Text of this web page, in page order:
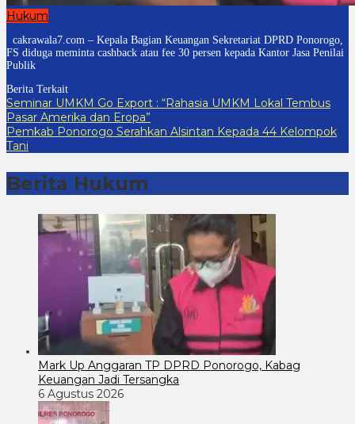
Hukum
cakrawala7.com – Kepala Bagian Keuangan Sekretariat DPRD Ponorogo,
FS diduga meminta cashback atau fee 30 persen kepada Kantor Jasa Penilai
Publik
Berita Terkait
Seminar UMKM Go Export : “Rahasia UMKM Lokal Tembus
Pasar Amerika dan Eropa”
Pemkab Ponorogo Serahkan Alsintan Kepada 44 Kelompok
Tani
Berita Hukum
Mark Up Anggaran TP DPRD Ponorogo, Kabag
Keuangan Jadi Tersangka
6 Agustus 2026